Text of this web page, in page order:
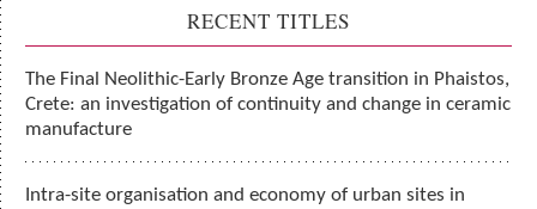
RECENT TITLES
The Final Neolithic-Early Bronze Age transition in Phaistos,
Crete: an investigation of continuity and change in ceramic
manufacture
Intra-site organisation and economy of urban sites in